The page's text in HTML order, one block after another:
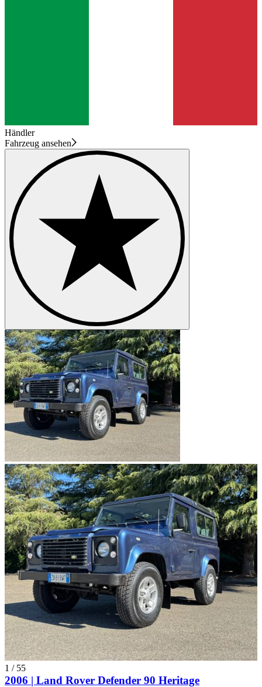
Händler
Fahrzeug ansehen
1 / 55
2006 | Land Rover Defender 90 Heritage